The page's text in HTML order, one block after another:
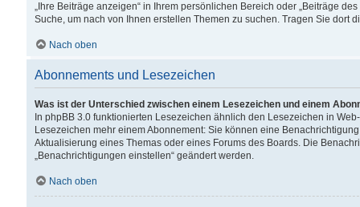
„Ihre Beiträge anzeigen“ in Ihrem persönlichen Bereich oder „Beiträge
Suche, um nach von Ihnen erstellen Themen zu suchen. Tragen Sie dort
Nach oben
Abonnements und Lesezeichen
Was ist der Unterschied zwischen einem Lesezeichen und einem
In phpBB 3.0 funktionierten Lesezeichen ähnlich den Lesezeichen in
Lesezeichen mehr einem Abonnement: Sie können eine
Aktualisierung eines Themas oder eines Forums des Boards. Die
„Benachrichtigungen einstellen“ geändert werden.
Nach oben